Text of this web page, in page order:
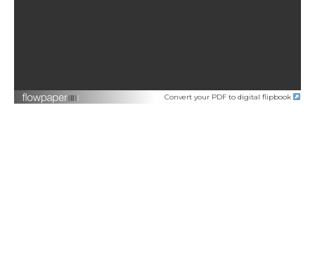
Convert your PDF to digital flipbook